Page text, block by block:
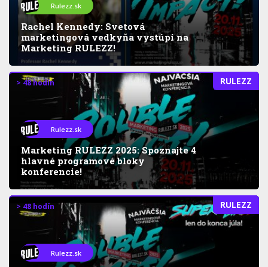
Rulezz.sk
Rachel Kennedy: Svetová
marketingová vedkyňa vystúpi na
Marketing RULEZZ!
RULEZZ
> 48 hodín
Rulezz.sk
Marketing RULEZZ 2025: Spoznajte 4
hlavné programové bloky
konferencie!
RULEZZ
> 48 hodín
Rulezz.sk